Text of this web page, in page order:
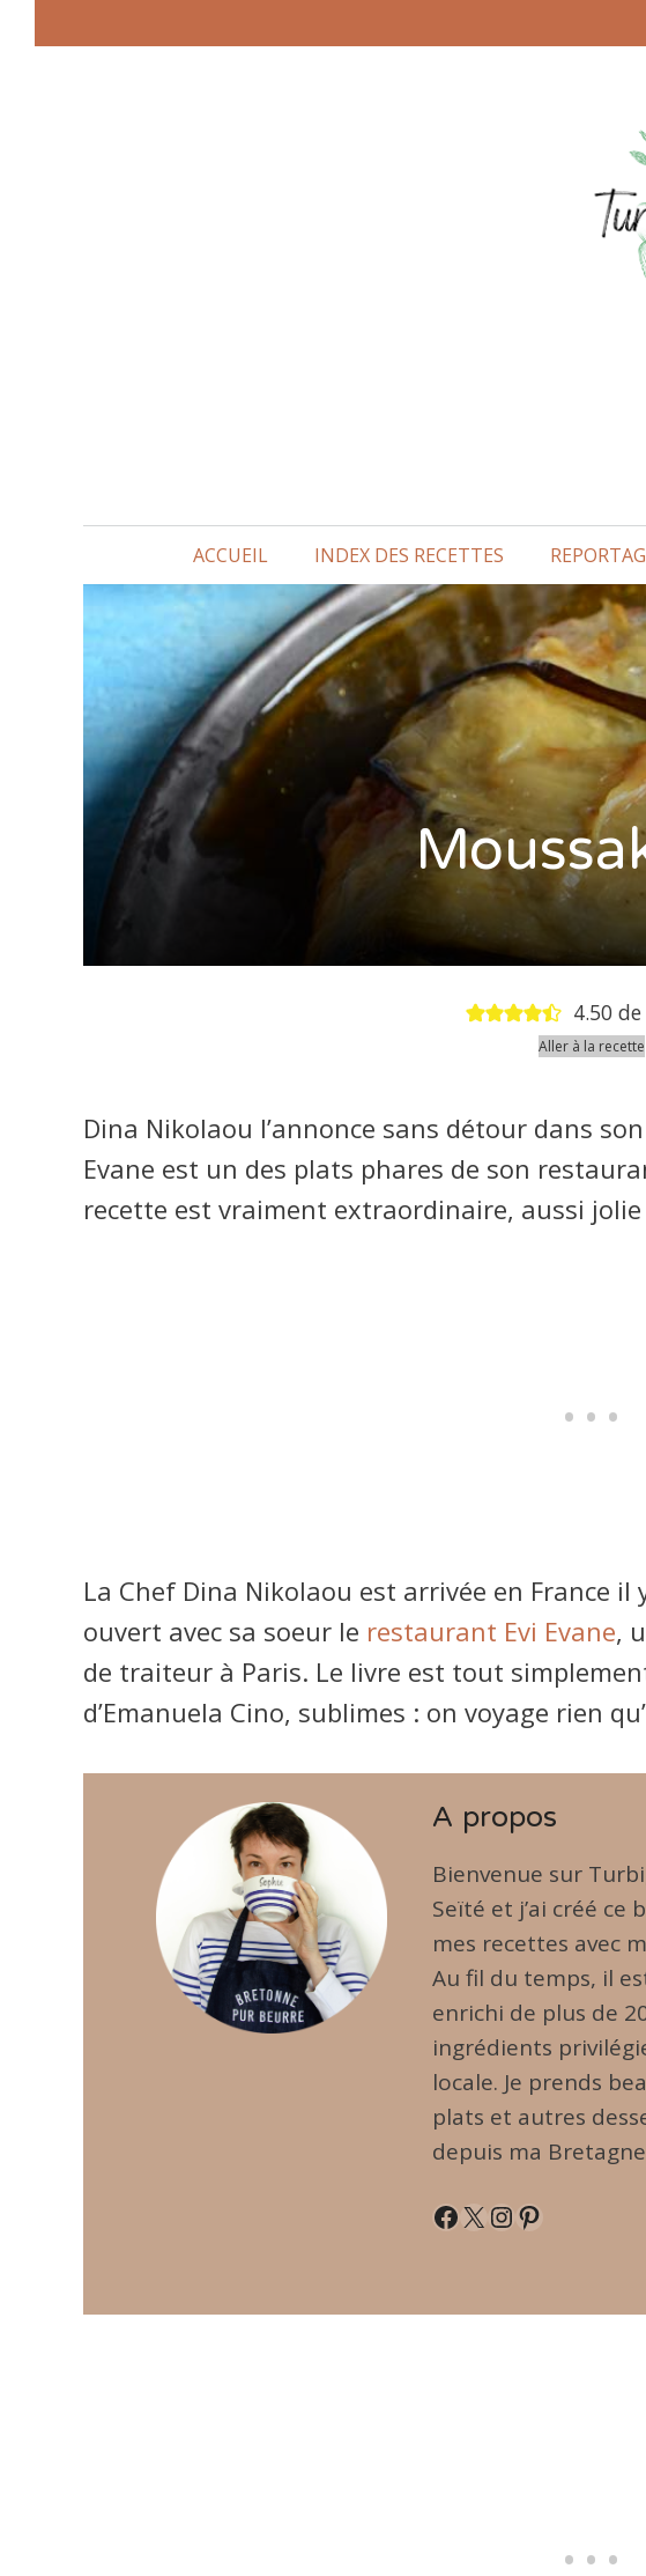
ACCUEIL INDEX DES RECETTES
4.50de
Aller à la recette
Dina Nikolaou l’annonce sans détour dans
Evane est un des plats phares de son
recette est vraiment extraordinaire, aussi
La Chef Dina Nikolaou est arrivée en France il
ouvert avec sa soeur le restaurant Evi Evane,
de traiteur à Paris. Le livre est tout
d’Emanuela Cino, sublimes : on voyage rien
A propos
Bienvenue sur
Seïté et j’ai créé
mes recettes avec
Au fil du temps, il
enrichi de plus de
ingrédients
locale. Je prends
plats et autres
depuis ma
Facebook X InstagramPinterest